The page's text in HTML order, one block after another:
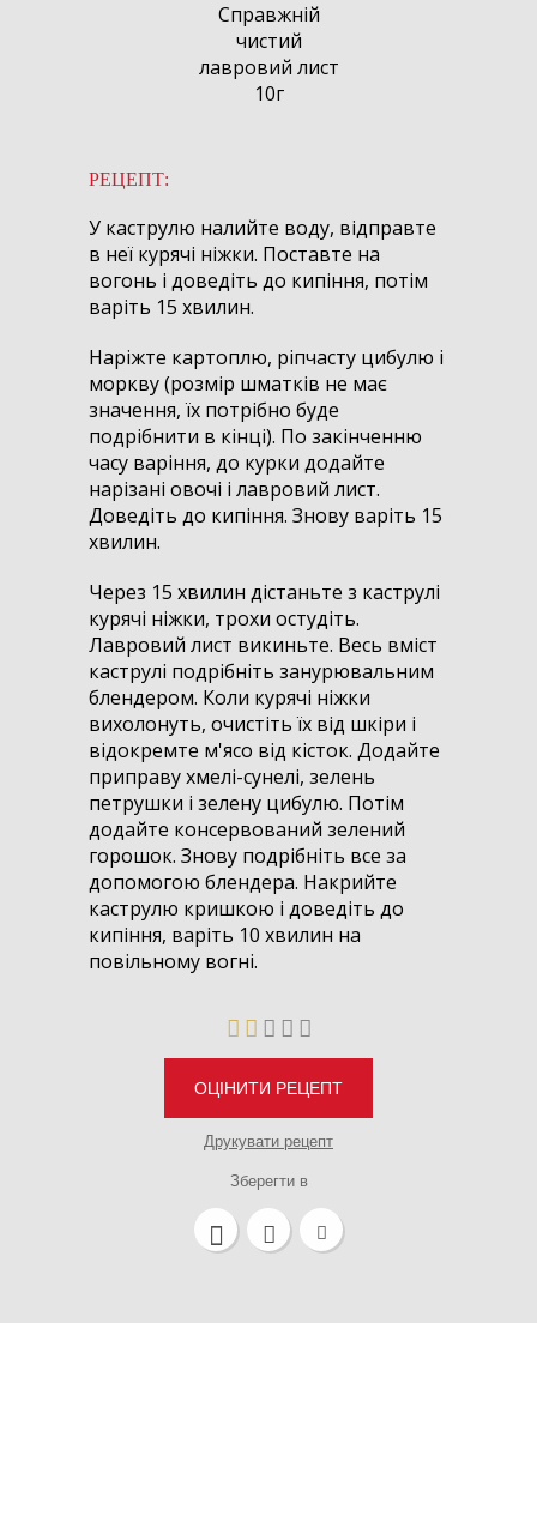
Справжній
чистий
лавровий лист
10г
РЕЦЕПТ:
У каструлю налийте воду, відправте
в неї курячі ніжки. Поставте на
вогонь і доведіть до кипіння, потім
варіть 15 хвилин.
Наріжте картоплю, ріпчасту цибулю і
моркву (розмір шматків не має
значення, їх потрібно буде
подрібнити в кінці). По закінченню
часу варіння, до курки додайте
нарізані овочі і лавровий лист.
Доведіть до кипіння. Знову варіть 15
хвилин.
Через 15 хвилин дістаньте з каструлі
курячі ніжки, трохи остудіть.
Лавровий лист викиньте. Весь вміст
каструлі подрібніть занурювальним
блендером. Коли курячі ніжки
вихолонуть, очистіть їх від шкіри і
відокремте м'ясо від кісток. Додайте
приправу хмелі-сунелі, зелень
петрушки і зелену цибулю. Потім
додайте консервований зелений
горошок. Знову подрібніть все за
допомогою блендера. Накрийте
каструлю кришкою і доведіть до
кипіння, варіть 10 хвилин на
повільному вогні.
ОЦІНИТИ РЕЦЕПТ
Друкувати рецепт
Зберегти в